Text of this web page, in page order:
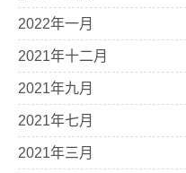
2022年一月
2021年十二月
2021年九月
2021年七月
2021年三月